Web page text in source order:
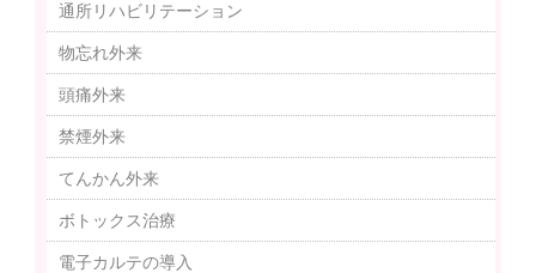
通所リハビリテーション
物忘れ外来
頭痛外来
禁煙外来
てんかん外来
ボトックス治療
電子カルテの導入